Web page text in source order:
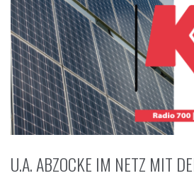
U.A. ABZOCKE IM NETZ MIT